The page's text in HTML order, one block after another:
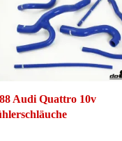
Audi Quattro 10v